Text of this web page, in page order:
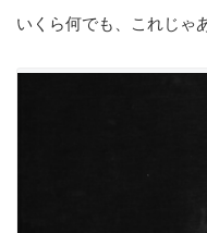
いくら何でも、これじゃ